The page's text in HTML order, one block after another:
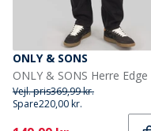
ONLY & SONS
Vejl. pris369,99 kr.
Spare220,00 kr.